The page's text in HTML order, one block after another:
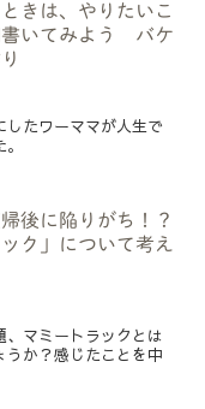
きは、やりたいこ
書いてみよう バケ
たワーママが人生で
後に陥りがち！？
ク」について考え
マミートラックとは
か？感じたことを中